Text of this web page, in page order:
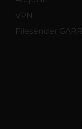
VPN
Filesender GARR